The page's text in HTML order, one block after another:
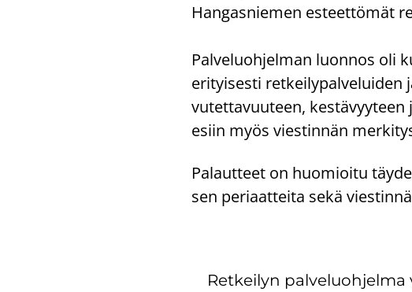
Han­gas­nie­men es­teet­tö­mät
Pal­ve­luoh­jel­man luon­nos oli
eri­tyi­ses­ti
vu­tet­ta­vuu­teen,
esiin myös vies­tin­nän
Pa­laut­teet on huo­mioi­tu
sen pe­ri­aat­tei­ta sekä
Ret­kei­lyn pal­ve­luoh­jel­ma